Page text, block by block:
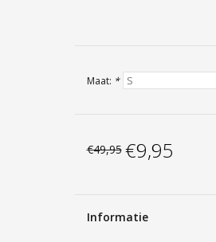
Maat: *
€49,95 €9,95
Informatie